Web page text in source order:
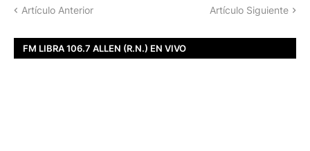
Artículo Anterior Artículo Siguiente
FM LIBRA 106.7 ALLEN (R.N.) EN VIVO